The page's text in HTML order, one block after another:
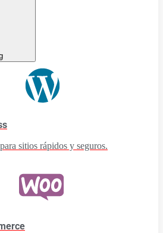
sitios rápidos y seguros.